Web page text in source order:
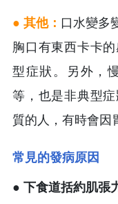
● 其他： 口水變多
胸口有東西卡卡
型症狀。另外，
等，也是非典型
質的人，有時會因
常見的發病原因
● 下食道括約肌張